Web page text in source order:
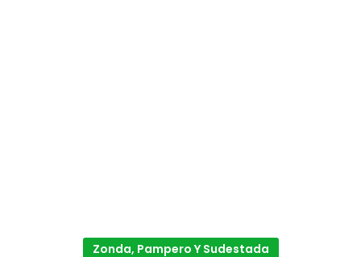
Zonda, Pampero Y Sudestada